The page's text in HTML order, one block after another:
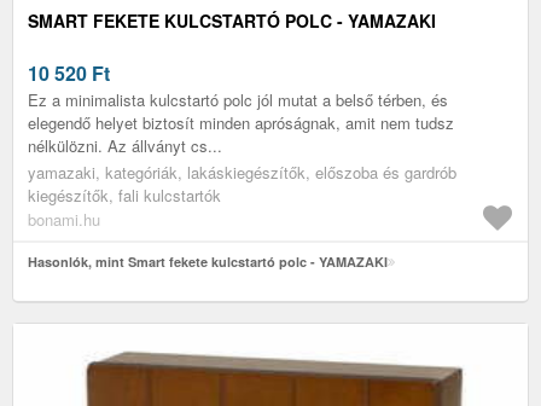
SMART FEKETE KULCSTARTÓ POLC - YAMAZAKI
10 520 Ft
Ez a minimalista kulcstartó polc jól mutat a belső térben, és
elegendő helyet biztosít minden apróságnak, amit nem tudsz
nélkülözni. Az állványt cs...
yamazaki, kategóriák, lakáskiegészítők, előszoba és gardrób
kiegészítők, fali kulcstartók
bonami.hu
Hasonlók, mint Smart fekete kulcstartó polc - YAMAZAKI